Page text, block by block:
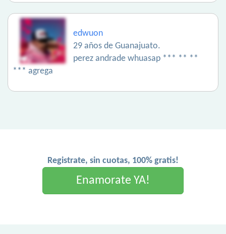
edwuon
29 años de Guanajuato.
perez andrade whuasap *** ** **
*** agrega
Registrate, sin cuotas, 100% gratis!
Enamorate YA!